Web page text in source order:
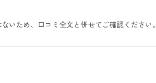
いため、口コミ全文と併せてご確認ください。